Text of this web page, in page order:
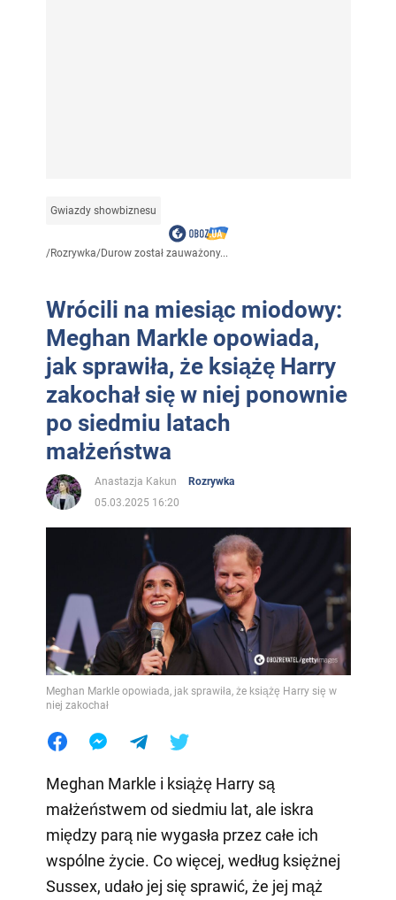
Gwiazdy showbiznesu
/Rozrywka/Durow został zauważony...
Wrócili na miesiąc miodowy:
Meghan Markle opowiada,
jak sprawiła, że książę Harry
zakochał się w niej ponownie
po siedmiu latach
małżeństwa
Anastazja Kakun
Rozrywka
05.03.2025 16:20
Meghan Markle opowiada, jak sprawiła, że książę Harry się w
niej zakochał
Meghan Markle i książę Harry są
małżeństwem od siedmiu lat, ale iskra
między parą nie wygasła przez całe ich
wspólne życie. Co więcej, według księżnej
Sussex, udało jej się sprawić, że jej mąż